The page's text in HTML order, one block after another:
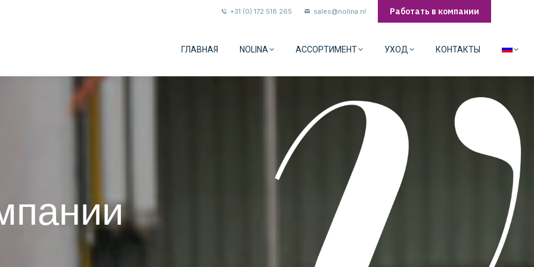
+31 (0) 172 518 265 sales@nolina.nl Работать в компании
ГЛАВНАЯ NOLINA АССОРТИМЕНТ УХОД КОНТАКТЫ